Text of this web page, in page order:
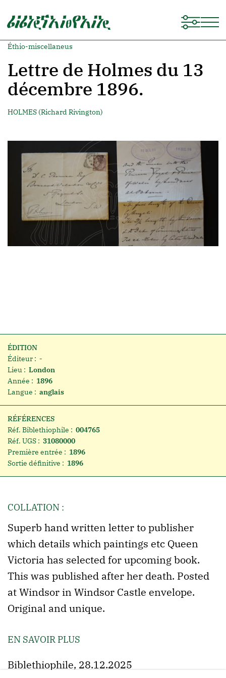
Éthio-miscellaneus
Lettre de Holmes du 13
décembre 1896.
HOLMES (Richard Rivington)
ÉDITION
Éditeur : -
Lieu : London
Année : 1896
Langue : anglais
RÉFÉRENCES
Réf. Biblethiophile : 004765
Réf. UGS : 31080000
Première entrée : 1896
Sortie définitive : 1896
COLLATION :
Superb hand written letter to publisher
which details which paintings etc Queen
Victoria has selected for upcoming book.
This was published after her death. Posted
at Windsor in Windsor Castle envelope.
Original and unique.
EN SAVOIR PLUS
Biblethiophile, 28.12.2025